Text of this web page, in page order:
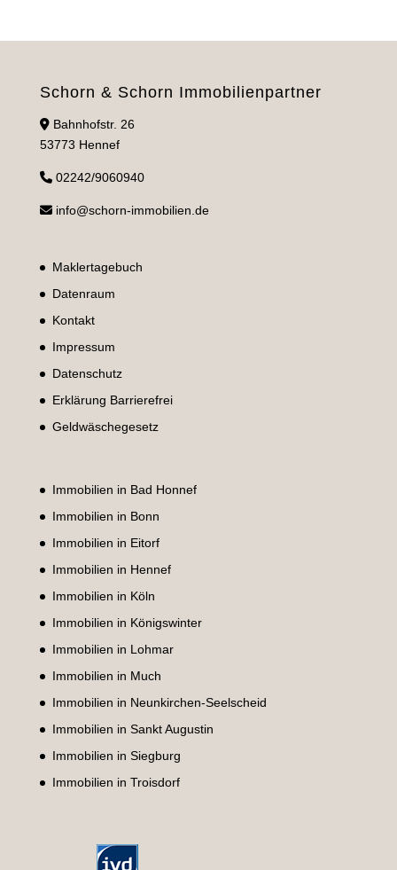
Schorn & Schorn Immobilienpartner
Bahnhofstr. 26
53773 Hennef
02242/9060940
info@schorn-immobilien.de
Maklertagebuch
Datenraum
Kontakt
Impressum
Datenschutz
Erklärung Barrierefrei
Geldwäschegesetz
Immobilien in Bad Honnef
Immobilien in Bonn
Immobilien in Eitorf
Immobilien in Hennef
Immobilien in Köln
Immobilien in Königswinter
Immobilien in Lohmar
Immobilien in Much
Immobilien in Neunkirchen-Seelscheid
Immobilien in Sankt Augustin
Immobilien in Siegburg
Immobilien in Troisdorf